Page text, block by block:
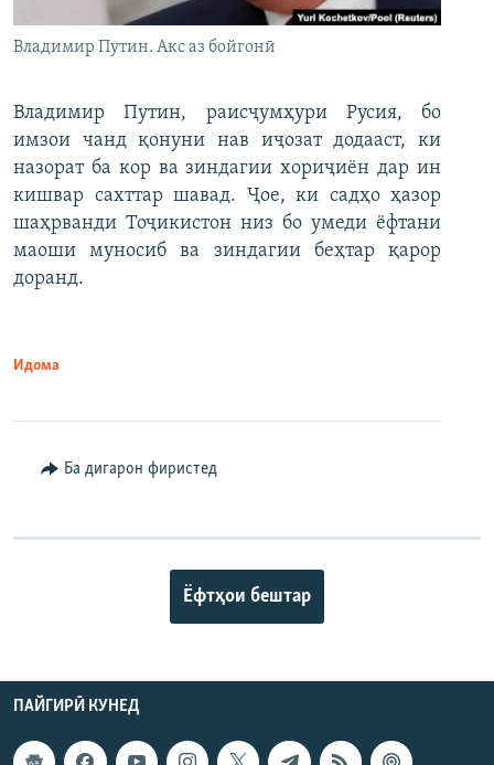
Владимир Путин. Акс аз бойгонӣ
Владимир Путин, раисҷумҳури Русия, бо
имзои чанд қонуни нав иҷозат додааст, ки
назорат ба кор ва зиндагии хориҷиён дар ин
кишвар сахттар шавад. Ҷое, ки садҳо ҳазор
шаҳрванди Тоҷикистон низ бо умеди ёфтани
маоши муносиб ва зиндагии беҳтар қарор
доранд.
Идома
Ба дигарон фиристед
Ёфтҳои бештар
ПАЙГИРӢ КУНЕД